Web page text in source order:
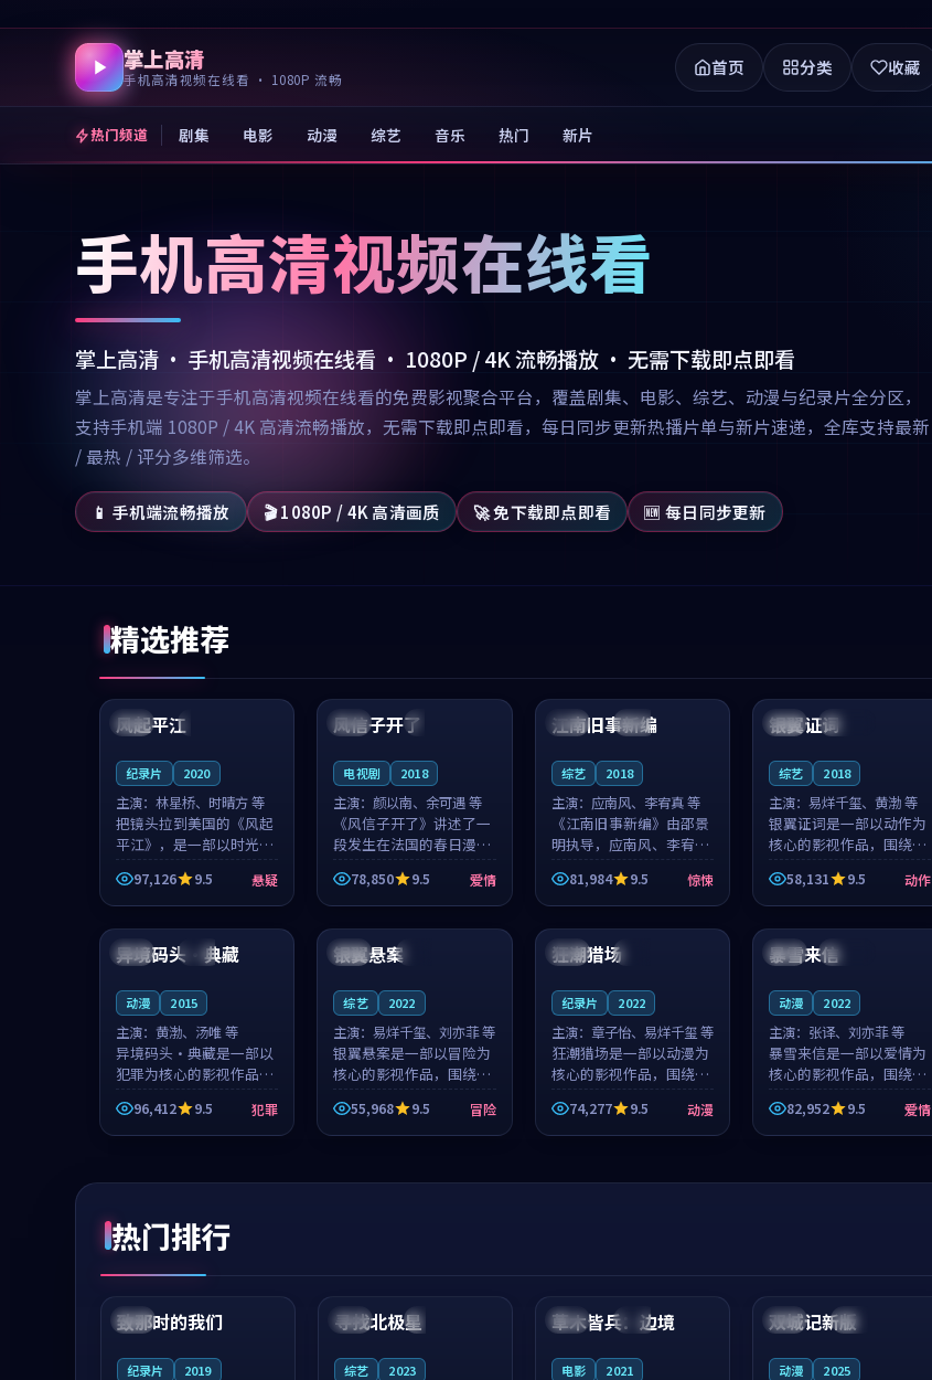
掌上高清
手机高清视频在线看 · 1080P 流畅
首页 分类 收藏
热门频道 剧集 电影 动漫 综艺 音乐 热门 新片
手机高清视频在线看
掌上高清 · 手机高清视频在线看 · 1080P / 4K 流畅播放 · 无需下载即点即看
掌上高清是专注于手机高清视频在线看的免费影视聚合平台，覆盖剧集、电影、综艺、动漫与纪录片全分区，
支持手机端 1080P / 4K 高清流畅播放，无需下载即点即看，每日同步更新热播片单与新片速递，全库支持最新
/ 最热 / 评分多维筛选。
📱 手机端流畅播放 🎬 1080P / 4K 高清画质 🚀 免下载即点即看 🆕 每日同步更新
精选推荐
美国
99:07
风起平江
纪录片 2020
主演： 林星桥、时晴方 等
把镜头拉到美国的《风起
平江》，是一部以时光记
忆为底色的悬疑作品。林
星桥和时晴方贡献了2020
年颇受关注的合作演出，
影片在情感层次与现实质
感之间游...
97,126 9.5 悬疑
法国 4K
99:21
风信子开了
电视剧 2018
主演：颜以南、余可遇 等
《风信子开了》讲述了一
段发生在法国的春日漫步
故事。颜以南饰演的主角
与余可遇的角色因一场意
外卷入更深的纠葛，爱情
元素贯穿始终，节奏稳健
而富有张力，...
78,850 9.5 爱情
日本 院线
99:53
江南旧事新编
综艺 2018
主演： 应南风、李宥真 等
《江南旧事新编》由邵景
明执导，应南风、李宥真
领衔主演，是一部2018年
上映的日本惊悚综艺。影
片以邻里温情为切入，呈
现一段从初遇到告别都浸
着真实情...
81,984 9.5 惊悚
日本 连载中
95:48
银翼证词
综艺 2018
主演： 易烊千玺、黄渤 等
银翼证词是一部以动作为
核心的影视作品，围绕危
机、反转与人物成长展
开，整体节奏紧凑，值得
推荐观看。
58,131 9.5 动作
中国 高分
99:06
异境码头·典藏
动漫 2015
主演： 黄渤、汤唯 等
异境码头·典藏是一部以
犯罪为核心的影视作品，
围绕危机、反转与人物成
长展开，整体节奏紧凑，
值得推荐观看。
96,412 9.5 犯罪
韩国
99:40
银翼悬案
综艺 2022
主演：易烊千玺、刘亦菲 等
银翼悬案是一部以冒险为
核心的影视作品，围绕危
机、反转与人物成长展
开，整体节奏紧凑，值得
推荐观看。
55,968 9.5 冒险
泰国
99:21
狂潮猎场
纪录片 2022
主演： 章子怡、易烊千玺 等
狂潮猎场是一部以动漫为
核心的影视作品，围绕危
机、反转与人物成长展
开，整体节奏紧凑，值得
推荐观看。
74,277 9.5 动漫
泰国 连载中
99:52
暴雪来信
动漫 2022
主演： 张译、刘亦菲 等
暴雪来信是一部以爱情为
核心的影视作品，围绕危
机、反转与人物成长展
开，整体节奏紧凑，值得
推荐观看。
82,952 9.5 爱情
热门排行
中国 4K
99:22
致那时的我们
纪录片 2019
中国 4K
99:18
寻找北极星
综艺 2023
泰国 独播
99:44
草木皆兵：边境
电影 2021
中国 独播
99:40
双城记新版
动漫 2025